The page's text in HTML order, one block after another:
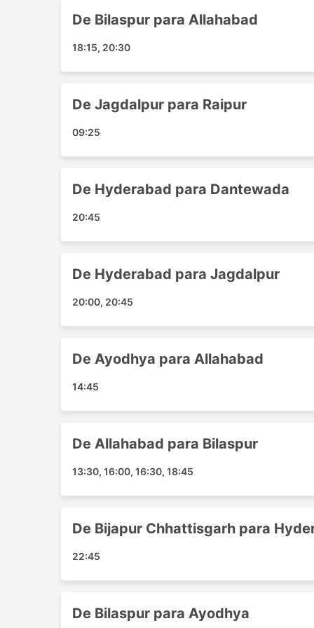
Bijapur
Bilaspur Chhattisgarh
Rewa
Ayodhya
Faizabad
Principais Destinos da Kushal
Rewa - Bilaspur
Raipur - Faizabad
Raipur - Sultanpur
Bilaspur - Faizabad
Faizabad - Raipur
Bilaspur - Rewa
Ayodhya - Bilaspur
Ayodhya - Raipur
Raipur - Rewa
Bilaspur - Allahabad
Hyderabad - Bijapur Chhattisgarh
Allahabad - Raipur
De Bilaspur para Allahabad
18:15, 20:30
De Jagdalpur para Raipur
09:25
De Hyderabad para Dantewada
20:45
De Hyderabad para Jagdalpur
20:00, 20:45
De Ayodhya para Allahabad
14:45
De Allahabad para Bilaspur
13:30, 16:00, 16:30, 18:45
De Bijapur Chhattisgarh para
22:45
De Bilaspur para Ayodhya